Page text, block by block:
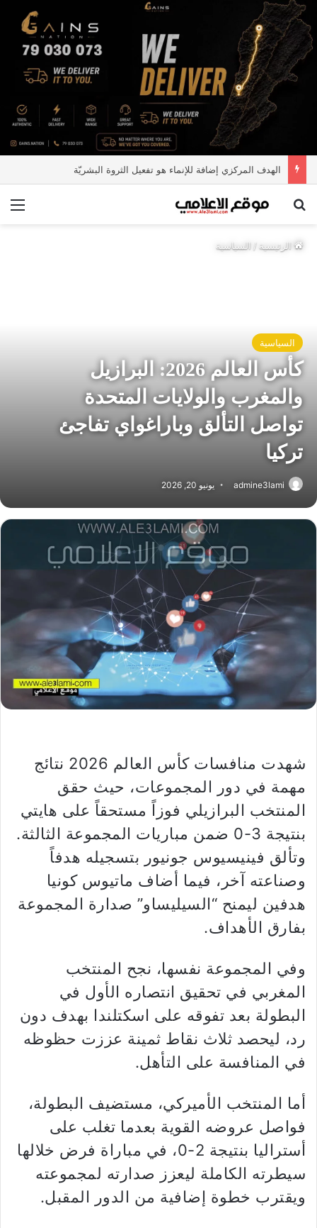
الهدف المركزي إضافة للإنماء هو تفعيل الثروة البشريّة
بحث عن
الرئيسية/ السياسية
السياسية
كأس العالم 2026: البرازيل
والمغرب والولايات المتحدة
تواصل التألق وباراغواي تفاجئ
تركيا
admine3lami يونيو 20, 2026
شهدت منافسات كأس العالم 2026 نتائج
مهمة في دور المجموعات، حيث حقق
المنتخب البرازيلي فوزاً مستحقاً على هايتي
بنتيجة 3-0 ضمن مباريات المجموعة الثالثة.
وتألق فينيسيوس جونيور بتسجيله هدفاً
وصناعته آخر، فيما أضاف ماتيوس كونيا
هدفين ليمنح “السيليساو” صدارة المجموعة
بفارق الأهداف.
وفي المجموعة نفسها، نجح المنتخب
المغربي في تحقيق انتصاره الأول في
البطولة بعد تفوقه على اسكتلندا بهدف دون
رد، ليحصد ثلاث نقاط ثمينة عززت حظوظه
في المنافسة على التأهل.
أما المنتخب الأميركي، مستضيف البطولة،
فواصل عروضه القوية بعدما تغلب على
أستراليا بنتيجة 2-0، في مباراة فرض خلالها
سيطرته الكاملة ليعزز صدارته لمجموعته
ويقترب خطوة إضافية من الدور المقبل.